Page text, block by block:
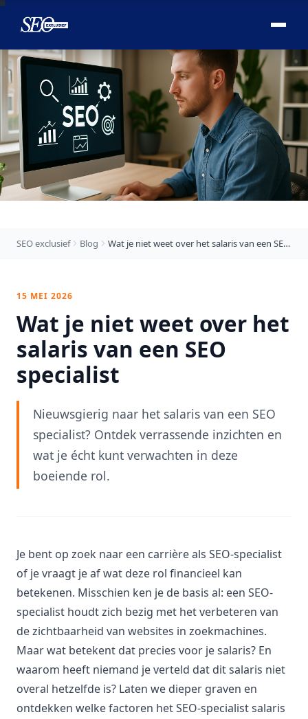
SEO exclusief Blog Wat je niet weet over het salaris van een SEO specialist
15 MEI 2026
Wat je niet weet over het
salaris van een SEO
specialist
Nieuwsgierig naar het salaris van een SEO
specialist? Ontdek verrassende inzichten en
wat je écht kunt verwachten in deze
boeiende rol.
Je bent op zoek naar een carrière als SEO-specialist
of je vraagt je af wat deze rol financieel kan
betekenen. Misschien ken je de basis al: een SEO-
specialist houdt zich bezig met het verbeteren van
de zichtbaarheid van websites in zoekmachines.
Maar wat betekent dat precies voor je salaris? En
waarom heeft niemand je verteld dat dit salaris niet
overal hetzelfde is? Laten we dieper graven en
ontdekken welke factoren het SEO-specialist salaris